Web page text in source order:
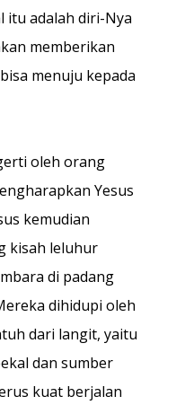
itu adalah diri-Nya
memberikan
menuju kepada
oleh orang
Yesus
kemudian
kisah leluhur
di padang
dihidupi oleh
dari langit, yaitu
dan sumber
kuat berjalan